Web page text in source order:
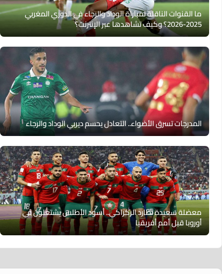
ما القنوات الناقلة لمباراة الوداد والرجاء في الدوري المغربي
2025-2026؟ وكيف تشاهدها عبر الإنترنت؟
المدرجات تسرق الأضواء.. التعادل يحسم ديربي الوداد والرجاء
معضلة سعيدة تطارد الركراكي.. أسود الأطلس يشتعلون في
أوروبا قبل أمم أفريقيا